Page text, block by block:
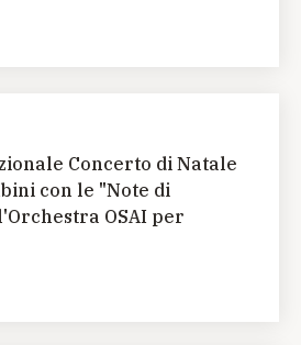
Concerto di Natale
con le "Note di
OSAI per